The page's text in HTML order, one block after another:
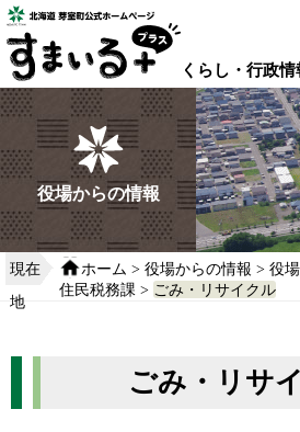
本
文
へ
移
動
る
くらし・行政情
instagram
役場からの情報
現在
地
ホーム >役場からの情報 >役
住民税務課 > ごみ・リサイクル
ごみ・リサ